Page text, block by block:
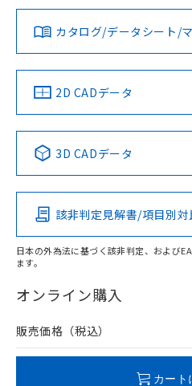
ダウンロードデータをご利用い
みください。
ソフトウェアの使用条件
対応済み
中国 RoHS 注意事項・凡例
Pb Hg
O
在庫等で未対応品が混在する
問い合わせください。
カタログ/データシート/
2D CADデータ
3D CADデータ
該非判定見解書/項目別対
日本の外為法に基づく該非判定、および
ます。
オンライン購入
販売価格（税込）
カート